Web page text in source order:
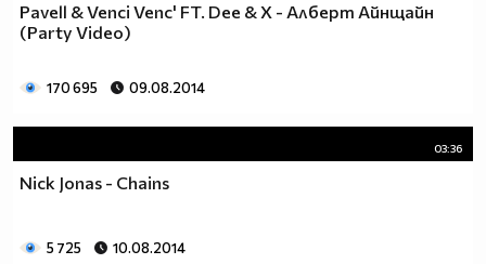
Pavell & Venci Venc' FT. Dee & X - Алберт Айнщайн
(Party Video)
170 695 09.08.2014
03:36
Nick Jonas - Chains
5 725 10.08.2014